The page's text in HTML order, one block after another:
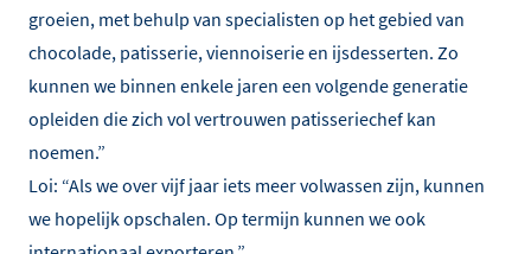
groeien, met behulp van specialisten op het gebied van
chocolade, patisserie, viennoiserie en ijsdesserten. Zo
kunnen we binnen enkele jaren een volgende generatie
opleiden die zich vol vertrouwen patisseriechef kan
noemen.”
Loi: “Als we over vijf jaar iets meer volwassen zijn, kunnen
we hopelijk opschalen. Op termijn kunnen we ook